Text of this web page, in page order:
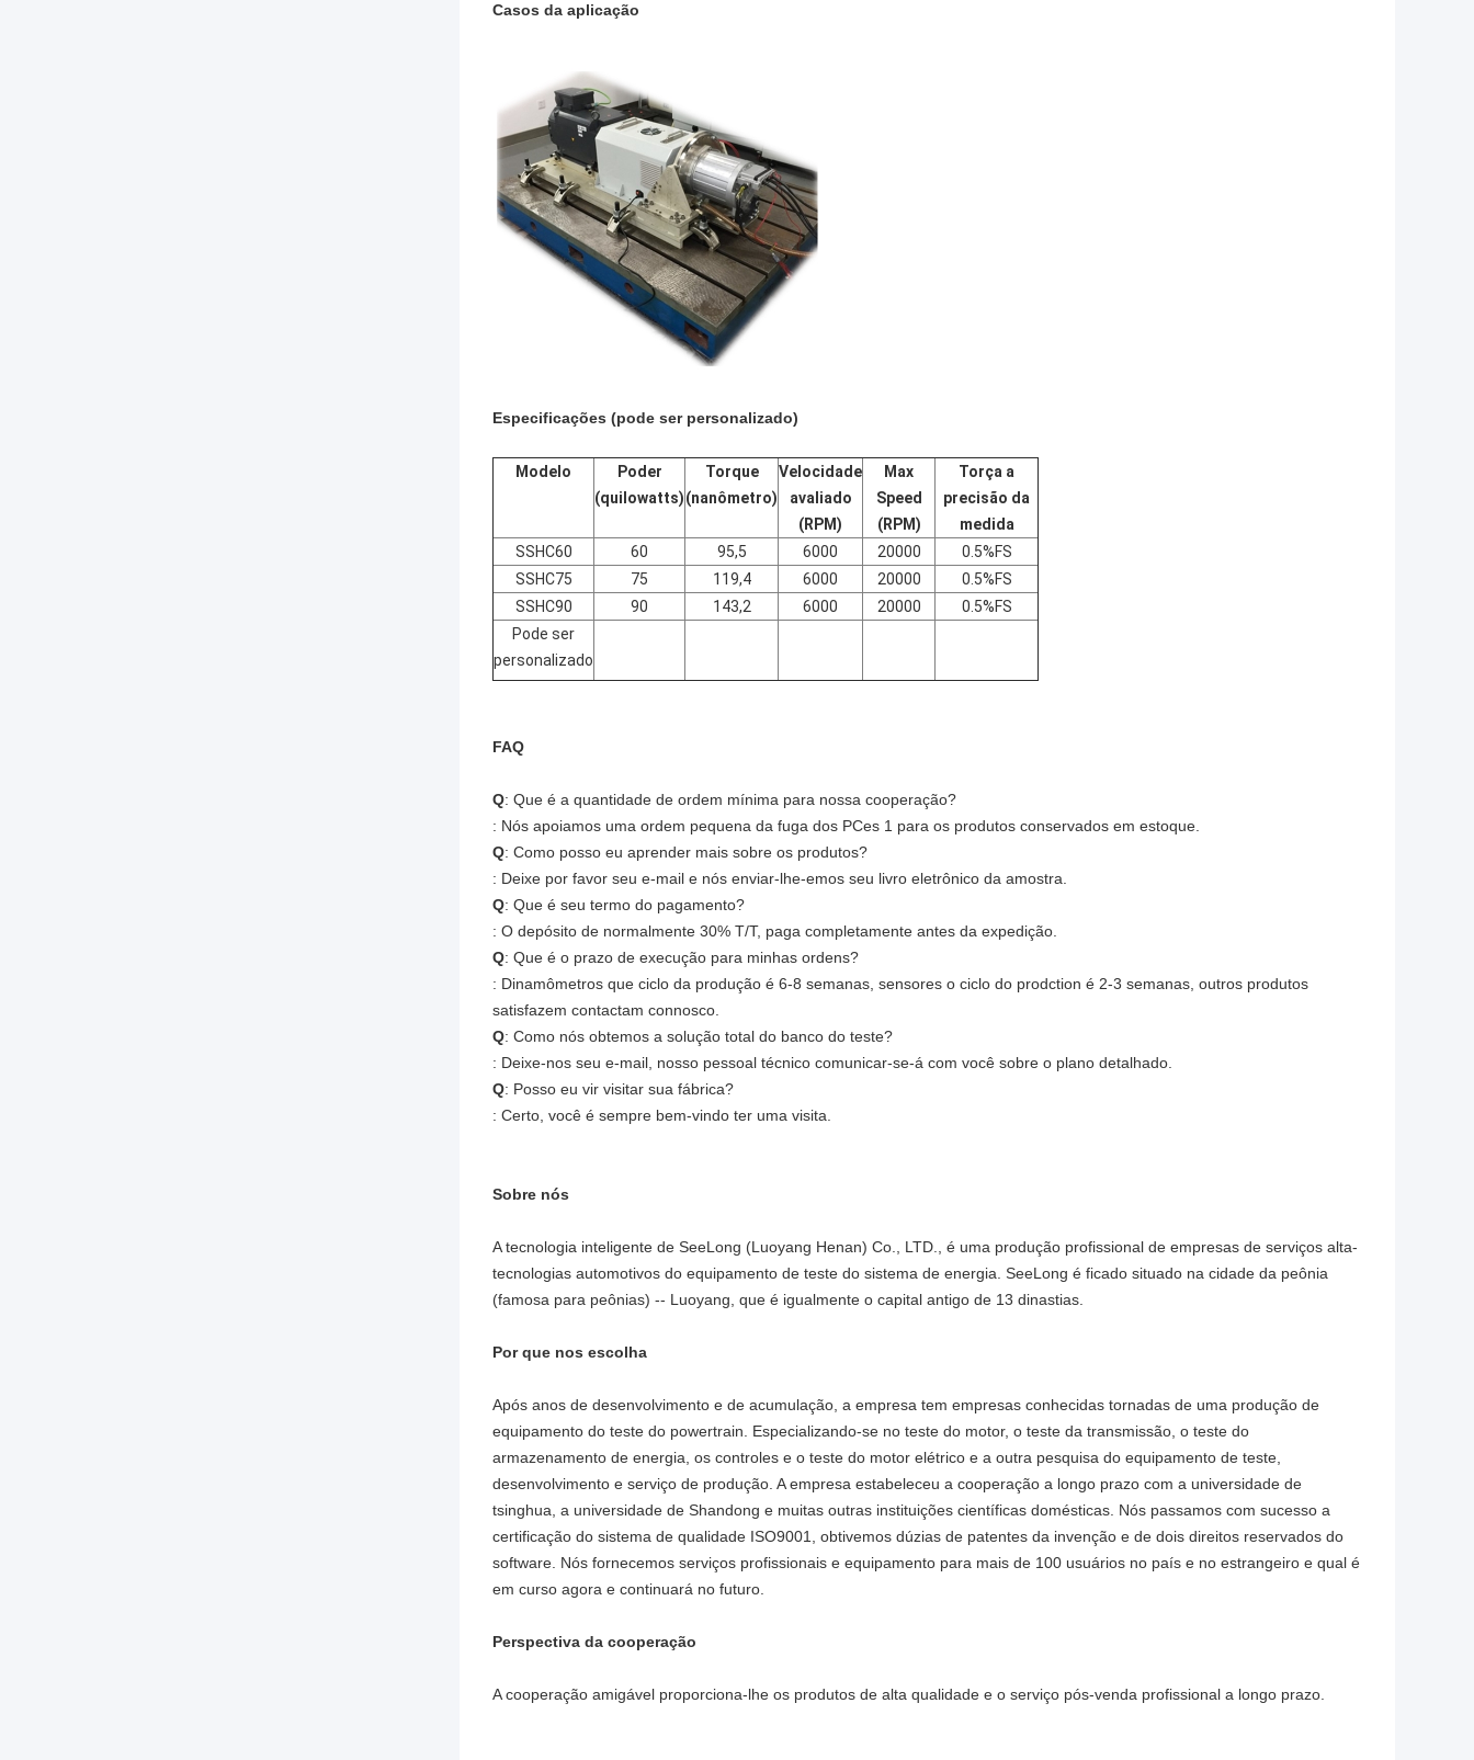
Casos da aplicação
Especificações (pode ser personalizado)
Modelo
Poder
(quilowatts)
Torque
(nanômetro)
Velocidade
avaliado
(RPM)
Max
Speed
(RPM)
Torça a
precisão da
medida
SSHC60
60 95,5 6000 20000
0.5%FS
SSHC75
75 119,4 6000 20000
0.5%FS
SSHC90
90 143,2 6000 20000
0.5%FS
Pode ser
personalizado
FAQ
Q: Que é a quantidade de ordem mínima para nossa cooperação?
: Nós apoiamos uma ordem pequena da fuga dos PCes 1 para os produtos conservados em estoque.
Q: Como posso eu aprender mais sobre os produtos?
: Deixe por favor seu e-mail e nós enviar-lhe-emos seu livro eletrônico da amostra.
Q: Que é seu termo do pagamento?
: O depósito de normalmente 30% T/T, paga completamente antes da expedição.
Q: Que é o prazo de execução para minhas ordens?
: Dinamômetros que ciclo da produção é 6-8 semanas, sensores o ciclo do prodction é 2-3 semanas, outros produtos
satisfazem contactam connosco.
Q: Como nós obtemos a solução total do banco do teste?
: Deixe-nos seu e-mail, nosso pessoal técnico comunicar-se-á com você sobre o plano detalhado.
Q: Posso eu vir visitar sua fábrica?
: Certo, você é sempre bem-vindo ter uma visita.
Sobre nós
A tecnologia inteligente de SeeLong (Luoyang Henan) Co., LTD., é uma produção profissional de empresas de serviços alta-
tecnologias automotivos do equipamento de teste do sistema de energia. SeeLong é ficado situado na cidade da peônia
(famosa para peônias) -- Luoyang, que é igualmente o capital antigo de 13 dinastias.
Por que nos escolha
Após anos de desenvolvimento e de acumulação, a empresa tem empresas conhecidas tornadas de uma produção de
equipamento do teste do powertrain. Especializando-se no teste do motor, o teste da transmissão, o teste do
armazenamento de energia, os controles e o teste do motor elétrico e a outra pesquisa do equipamento de teste,
desenvolvimento e serviço de produção. A empresa estabeleceu a cooperação a longo prazo com a universidade de
tsinghua, a universidade de Shandong e muitas outras instituições científicas domésticas. Nós passamos com sucesso a
certificação do sistema de qualidade ISO9001, obtivemos dúzias de patentes da invenção e de dois direitos reservados do
software. Nós fornecemos serviços profissionais e equipamento para mais de 100 usuários no país e no estrangeiro e qual é
em curso agora e continuará no futuro.
Perspectiva da cooperação
A cooperação amigável proporciona-lhe os produtos de alta qualidade e o serviço pós-venda profissional a longo prazo.